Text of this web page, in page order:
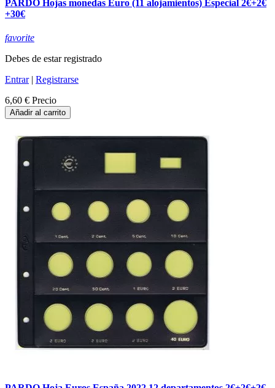
PARDO Hojas monedas Euro (11 alojamientos) Especial 2€+2€
+30€
favorite
Debes de estar registrado
Entrar| Registrarse
6,60 € Precio
Añadir al carrito